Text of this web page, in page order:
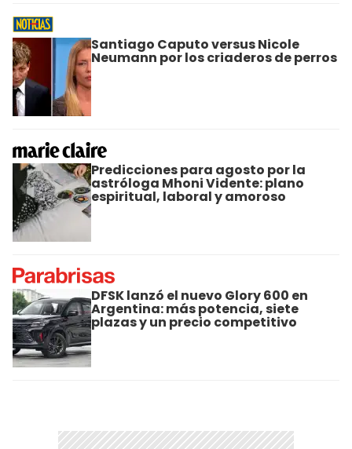
Santiago Caputo versus Nicole
Neumann por los criaderos de perros
Predicciones para agosto por la
astróloga Mhoni Vidente: plano
espiritual, laboral y amoroso
DFSK lanzó el nuevo Glory 600 en
Argentina: más potencia, siete
plazas y un precio competitivo